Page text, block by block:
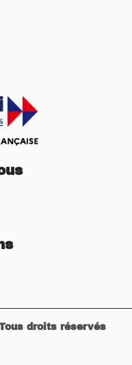
droits réservés